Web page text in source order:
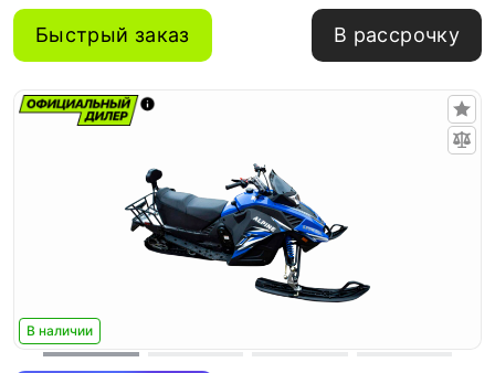
Быстрый заказ В рассрочку
В наличии